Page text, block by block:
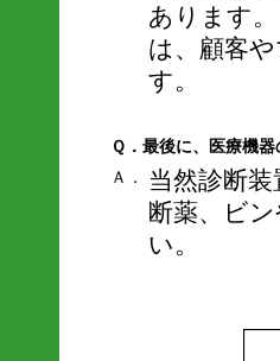
あります
は、顧客
す。
Ｑ．最後に、医療機
Ａ．
当然診断
断薬、ビ
い。